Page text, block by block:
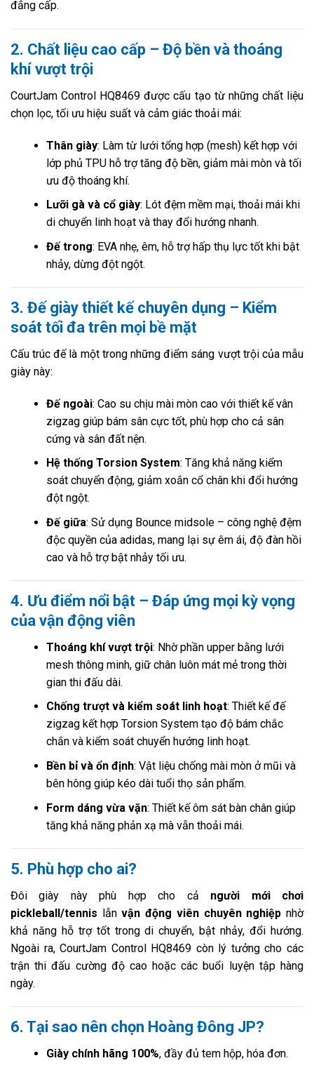
đẳng cấp.
2. Chất liệu cao cấp – Độ bền và thoáng
khí vượt trội
CourtJam Control HQ8469 được cấu tạo từ những chất liệu
chọn lọc, tối ưu hiệu suất và cảm giác thoải mái:
Thân giày: Làm từ lưới tổng hợp (mesh) kết hợp với
lớp phủ TPU hỗ trợ tăng độ bền, giảm mài mòn và tối
ưu độ thoáng khí.
Lưỡi gà và cổ giày: Lót đệm mềm mại, thoải mái khi
di chuyển linh hoạt và thay đổi hướng nhanh.
Đế trong: EVA nhẹ, êm, hỗ trợ hấp thụ lực tốt khi bật
nhảy, dừng đột ngột.
3. Đế giày thiết kế chuyên dụng – Kiểm
soát tối đa trên mọi bề mặt
Cấu trúc đế là một trong những điểm sáng vượt trội của mẫu
giày này:
Đế ngoài: Cao su chịu mài mòn cao với thiết kế vân
zigzag giúp bám sân cực tốt, phù hợp cho cả sân
cứng và sân đất nện.
Hệ thống Torsion System: Tăng khả năng kiểm
soát chuyển động, giảm xoắn cổ chân khi đổi hướng
đột ngột.
Đế giữa: Sử dụng Bounce midsole – công nghệ đệm
độc quyền của adidas, mang lại sự êm ái, độ đàn hồi
cao và hỗ trợ bật nhảy tối ưu.
4. Ưu điểm nổi bật – Đáp ứng mọi kỳ vọng
của vận động viên
Thoáng khí vượt trội: Nhờ phần upper bằng lưới
mesh thông minh, giữ chân luôn mát mẻ trong thời
gian thi đấu dài.
Chống trượt và kiểm soát linh hoạt: Thiết kế đế
zigzag kết hợp Torsion System tạo độ bám chắc
chắn và kiểm soát chuyển hướng linh hoạt.
Bền bỉ và ổn định: Vật liệu chống mài mòn ở mũi và
bên hông giúp kéo dài tuổi thọ sản phẩm.
Form dáng vừa vặn: Thiết kế ôm sát bàn chân giúp
tăng khả năng phản xạ mà vẫn thoải mái.
5. Phù hợp cho ai?
Đôi giày này phù hợp cho cả người mới chơi
pickleball/tennis lẫnvận động viên chuyên nghiệp nhờ
khả năng hỗ trợ tốt trong di chuyển, bật nhảy, đổi hướng.
Ngoài ra, CourtJam Control HQ8469 còn lý tưởng cho các
trận thi đấu cường độ cao hoặc các buổi luyện tập hàng
ngày.
6. Tại sao nên chọn Hoàng Đông JP?
Giày chính hãng 100%, đầy đủ tem hộp, hóa đơn.